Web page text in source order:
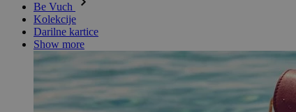
Be Vuch
Kolekcije
Darilne kartice
Show more